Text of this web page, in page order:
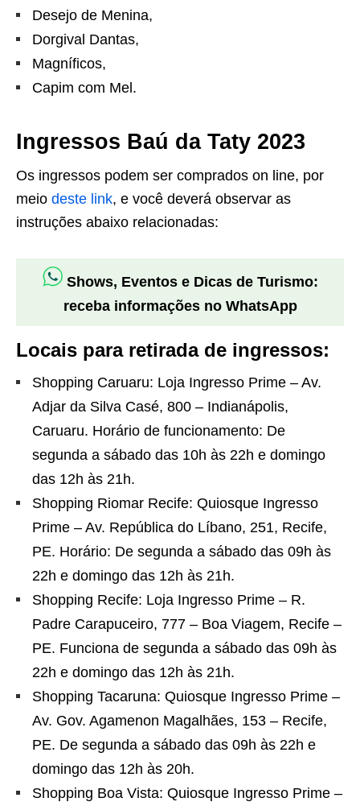
Desejo de Menina,
Dorgival Dantas,
Magníficos,
Capim com Mel.
Ingressos Baú da Taty 2023
Os ingressos podem ser comprados on line, por
meio deste link, e você deverá observar as
instruções abaixo relacionadas:
Shows, Eventos e Dicas de Turismo:
receba informações no WhatsApp
Locais para retirada de ingressos:
Shopping Caruaru: Loja Ingresso Prime – Av.
Adjar da Silva Casé, 800 – Indianápolis,
Caruaru. Horário de funcionamento: De
segunda a sábado das 10h às 22h e domingo
das 12h às 21h.
Shopping Riomar Recife: Quiosque Ingresso
Prime – Av. República do Líbano, 251, Recife,
PE. Horário: De segunda a sábado das 09h às
22h e domingo das 12h às 21h.
Shopping Recife: Loja Ingresso Prime – R.
Padre Carapuceiro, 777 – Boa Viagem, Recife –
PE. Funciona de segunda a sábado das 09h às
22h e domingo das 12h às 21h.
Shopping Tacaruna: Quiosque Ingresso Prime –
Av. Gov. Agamenon Magalhães, 153 – Recife,
PE. De segunda a sábado das 09h às 22h e
domingo das 12h às 20h.
Shopping Boa Vista: Quiosque Ingresso Prime –